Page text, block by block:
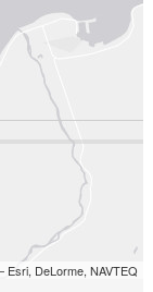
DeLorme, NAVTEQ